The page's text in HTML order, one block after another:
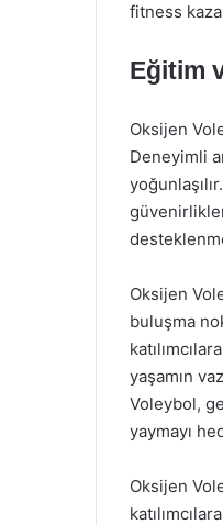
fitness
Eğitim
Oksijen
Deneyimli
Oksijen
buluşma
yaşamın
Voleybol,
yaymayı
Oksijen